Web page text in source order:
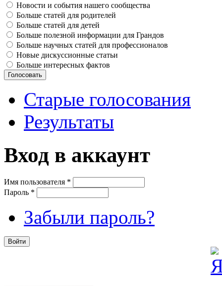
Новости и события нашего сообщества
Больше статей для родителей
Больше статей для детей
Больше полезной информации для Грандов
Больше научных статей для профессионалов
Новые дискуссионные статьи
Больше интересных фактов
Старые голосования
Результаты
Вход в аккаунт
Имя пользователя *
Пароль *
Забыли пароль?